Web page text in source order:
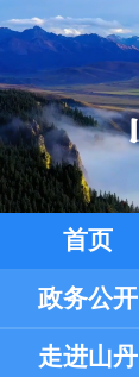
首页
政务公开
走进山丹